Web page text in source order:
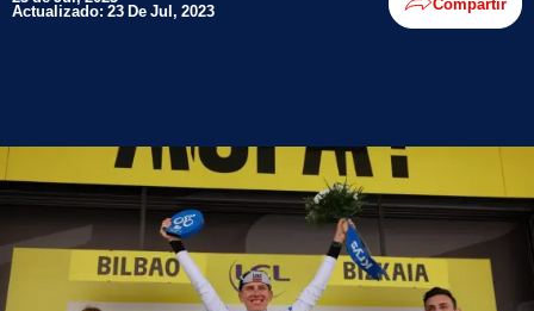
Actualizado: 23 De Jul, 2023